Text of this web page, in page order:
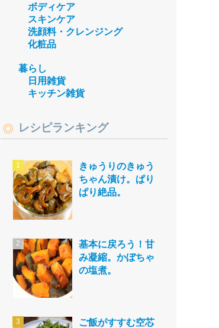
ボディケア
スキンケア
洗顔料・クレンジング
化粧品
暮らし
日用雑貨
キッチン雑貨
レシピランキング
きゅうりのきゅう
ちゃん漬け。ぱり
ぱり絶品。
基本に戻ろう！甘
み凝縮。かぼちゃ
の塩煮。
ご飯がすすむ空芯